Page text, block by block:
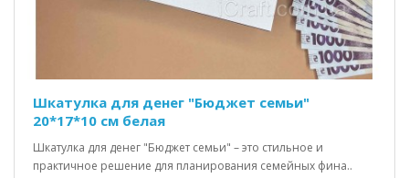
Шкатулка для денег "Бюджет семьи"
20*17*10 см белая
Шкатулка для денег "Бюджет семьи" – это стильное и
практичное решение для планирования семейных фина..